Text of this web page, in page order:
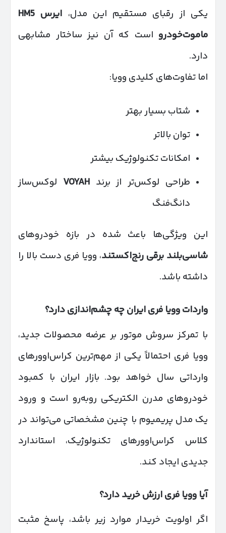
یکی از رقبای مستقیم این مدل، ایرس
ماموت‌خودرو است که آن نیز ساختار مشابهی
دارد.
اما تفاوت‌های کلیدی وویا:
شتاب بسیار بهتر
توان بالاتر
امکانات تکنولوژیک بیشتر
طراحی لوکس‌تر از برندVOYAH لوکس‌ساز
دانگ‌فنگ
این ویژگی‌ها باعث شده در بازه خودروهای
شاسی‌بلند برقی رنج‌اکستند، وویا فری دست بالا را
داشته باشد.
واردات وویا فری ایران چه چشم‌اندازی دارد؟
با تمرکز سروش موتور بر عرضه محصولات جدید،
وویا فری احتمالاً یکی از مهم‌ترین کراس‌اوورهای
وارداتی سال خواهد بود. بازار ایران با کمبود
خودروهای مدرن الکتریکی روبه‌رو است و ورود
یک مدل پریمیوم با چنین مشخصاتی می‌تواند در
کلاس کراس‌اوورهای تکنولوژیک، استاندارد
جدیدی ایجاد کند.
آیا وویا فری ارزش خرید دارد؟
اگر اولویت خریدار موارد زیر باشد، پاسخ مثبت